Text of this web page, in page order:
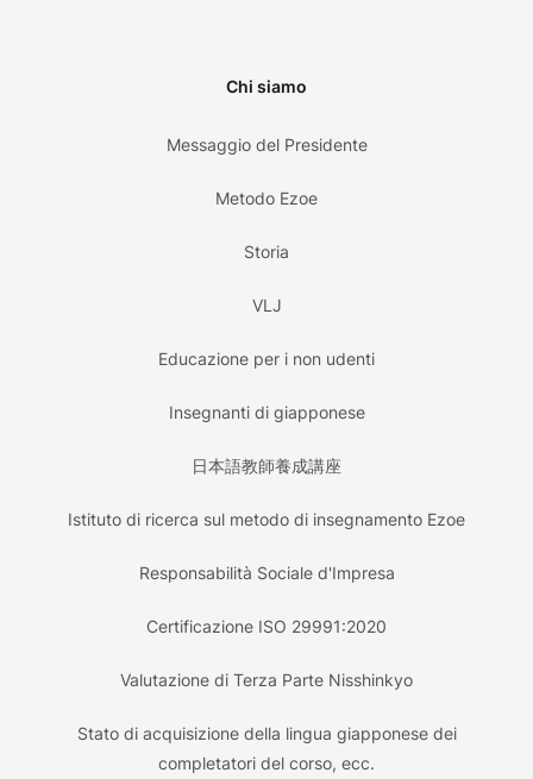
Chi siamo
Messaggio del Presidente
Metodo Ezoe
Storia
VLJ
Educazione per i non udenti
Insegnanti di giapponese
日本語教師養成講座
Istituto di ricerca sul metodo di insegnamento Ezoe
Responsabilità Sociale d'Impresa
Certificazione ISO 29991:2020
Valutazione di Terza Parte Nisshinkyo
Stato di acquisizione della lingua giapponese dei
completatori del corso, ecc.